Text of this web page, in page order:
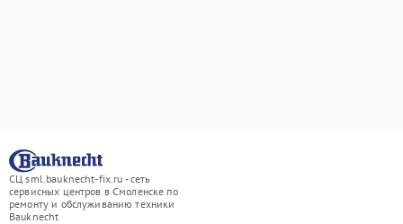
СЦ sml.bauknecht-fix.ru - сеть
сервисных центров в Смоленске по
ремонту и обслуживанию техники
Bauknecht